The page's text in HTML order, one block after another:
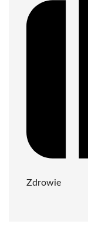
Zdrowie